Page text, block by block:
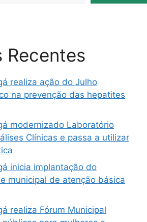
Recentes
realiza ação do Julho
na prevenção das hepatites
modernizado Laboratório
Clínicas e passa a utilizar
inicia implantação do
municipal de atenção básica
realiza Fórum Municipal